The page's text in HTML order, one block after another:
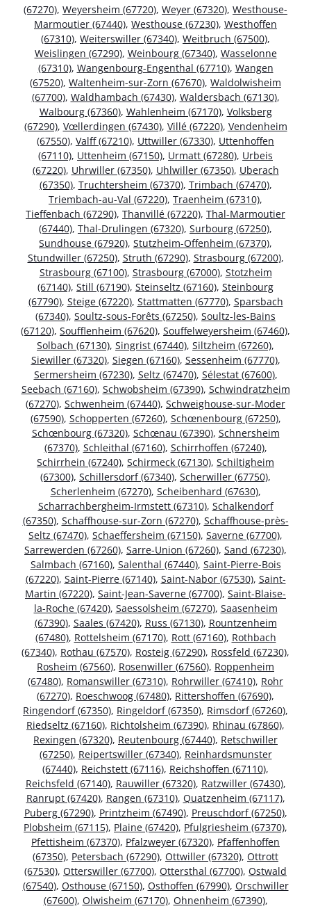
(67270), Weyersheim (67720), Weyer (67320), Westhouse-
Marmoutier (67440), Westhouse (67230), Westhoffen
(67310), Weiterswiller (67340), Weitbruch (67500),
Weislingen (67290), Weinbourg (67340), Wasselonne
(67310), Wangenbourg-Engenthal (67710), Wangen
(67520), Waltenheim-sur-Zorn (67670), Waldolwisheim
(67700), Waldhambach (67430), Waldersbach (67130),
Walbourg (67360), Wahlenheim (67170), Volksberg
(67290), Vœllerdingen (67430), Villé (67220), Vendenheim
(67550), Valff (67210), Uttwiller (67330), Uttenhoffen
(67110), Uttenheim (67150), Urmatt (67280), Urbeis
(67220), Uhrwiller (67350), Uhlwiller (67350), Uberach
(67350), Truchtersheim (67370), Trimbach (67470),
Triembach-au-Val (67220), Traenheim (67310),
Tieffenbach (67290), Thanvillé (67220), Thal-Marmoutier
(67440), Thal-Drulingen (67320), Surbourg (67250),
Sundhouse (67920), Stutzheim-Offenheim (67370),
Stundwiller (67250), Struth (67290), Strasbourg (67200),
Strasbourg (67100), Strasbourg (67000), Stotzheim
(67140), Still (67190), Steinseltz (67160), Steinbourg
(67790), Steige (67220), Stattmatten (67770), Sparsbach
(67340), Soultz-sous-Forêts (67250), Soultz-les-Bains
(67120), Soufflenheim (67620), Souffelweyersheim (67460),
Solbach (67130), Singrist (67440), Siltzheim (67260),
Siewiller (67320), Siegen (67160), Sessenheim (67770),
Sermersheim (67230), Seltz (67470), Sélestat (67600),
Seebach (67160), Schwobsheim (67390), Schwindratzheim
(67270), Schwenheim (67440), Schweighouse-sur-Moder
(67590), Schopperten (67260), Schœnenbourg (67250),
Schœnbourg (67320), Schœnau (67390), Schnersheim
(67370), Schleithal (67160), Schirrhoffen (67240),
Schirrhein (67240), Schirmeck (67130), Schiltigheim
(67300), Schillersdorf (67340), Scherwiller (67750),
Scherlenheim (67270), Scheibenhard (67630),
Scharrachbergheim-Irmstett (67310), Schalkendorf
(67350), Schaffhouse-sur-Zorn (67270), Schaffhouse-près-
Seltz (67470), Schaeffersheim (67150), Saverne (67700),
Sarrewerden (67260), Sarre-Union (67260), Sand (67230),
Salmbach (67160), Salenthal (67440), Saint-Pierre-Bois
(67220), Saint-Pierre (67140), Saint-Nabor (67530), Saint-
Martin (67220), Saint-Jean-Saverne (67700), Saint-Blaise-
la-Roche (67420), Saessolsheim (67270), Saasenheim
(67390), Saales (67420), Russ (67130), Rountzenheim
(67480), Rottelsheim (67170), Rott (67160), Rothbach
(67340), Rothau (67570), Rosteig (67290), Rossfeld (67230),
Rosheim (67560), Rosenwiller (67560), Roppenheim
(67480), Romanswiller (67310), Rohrwiller (67410), Rohr
(67270), Roeschwoog (67480), Rittershoffen (67690),
Ringendorf (67350), Ringeldorf (67350), Rimsdorf (67260),
Riedseltz (67160), Richtolsheim (67390), Rhinau (67860),
Rexingen (67320), Reutenbourg (67440), Retschwiller
(67250), Reipertswiller (67340), Reinhardsmunster
(67440), Reichstett (67116), Reichshoffen (67110),
Reichsfeld (67140), Rauwiller (67320), Ratzwiller (67430),
Ranrupt (67420), Rangen (67310), Quatzenheim (67117),
Puberg (67290), Printzheim (67490), Preuschdorf (67250),
Plobsheim (67115), Plaine (67420), Pfulgriesheim (67370),
Pfettisheim (67370), Pfalzweyer (67320), Pfaffenhoffen
(67350), Petersbach (67290), Ottwiller (67320), Ottrott
(67530), Otterswiller (67700), Ottersthal (67700), Ostwald
(67540), Osthouse (67150), Osthoffen (67990), Orschwiller
(67600), Olwisheim (67170), Ohnenheim (67390),